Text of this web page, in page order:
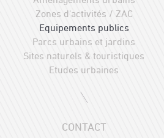
Zones d'activités / ZAC
Equipements publics
Parcs urbains et jardins
Sites naturels & touristiques
Etudes urbaines
CONTACT